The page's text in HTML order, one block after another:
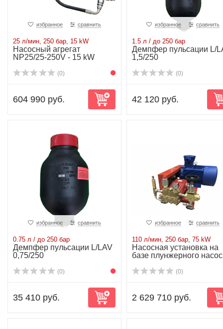
избранное сравнить
25 л/мин, 250 бар, 15 kW
Насосный агрегат
NP25/25-250V - 15 kW
(0)
604 990 руб.
избранное сравнить
1.5 л / до 250 бар
Демпфер пульсации L/
1,5/250
(0)
42 120 руб.
избранное сравнить
0.75 л / до 250 бар
Демпфер пульсации L/LAV
0,75/250
(0)
35 410 руб.
избранное сравнить
110 л/мин, 250 бар, 75 kW
Насосная установка на
базе плунжерного
(0)
2 629 710 руб.